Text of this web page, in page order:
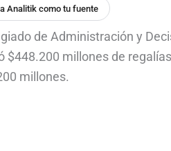
Analitik como tu fuente
de Administración y
$448.200 millones de
millones.